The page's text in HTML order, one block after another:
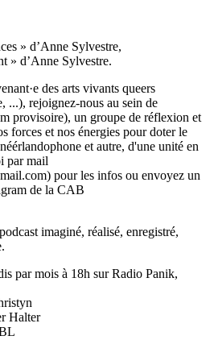
» d’Anne Sylvestre,
» d’Anne Sylvestre.
des arts vivants queers
...), rejoignez-nous au sein de
provisoire), un groupe de réflexion et
forces et nos énergies pour doter le
et autre, d'une unité en
par mail
pour les infos ou envoyez un
de la CAB
imaginé, réalisé, enregistré,
par mois à 18h sur Radio Panik,
Halter